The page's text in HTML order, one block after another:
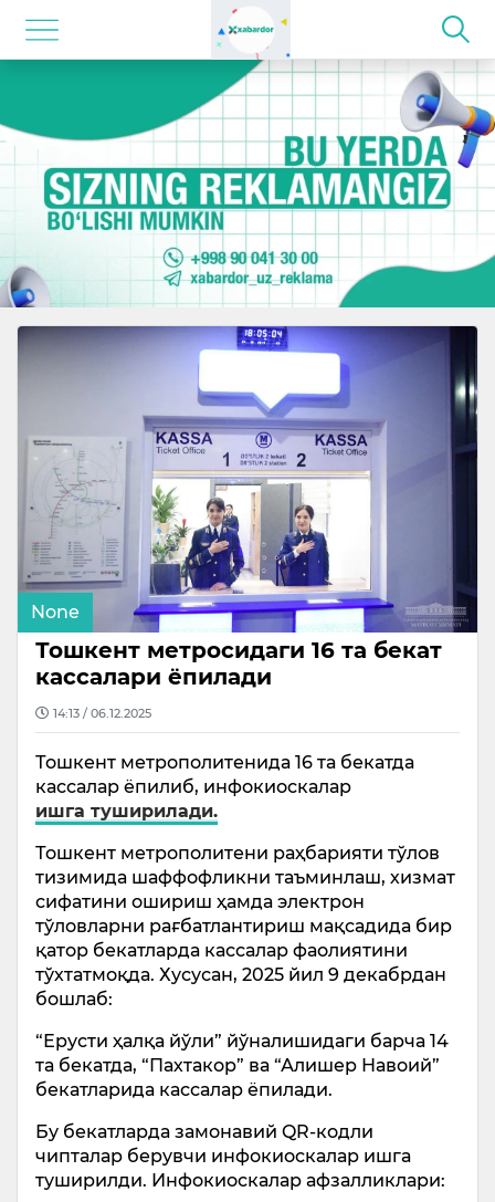
None
Тошкент метросидаги 16 та бекат
кассалари ёпилади
14:13 / 06.12.2025
Тошкент метрополитенида 16 та бекатда
кассалар ёпилиб, инфокиоскалар
ишга туширилади.
Тошкент метрополитени раҳбарияти тўлов
тизимида шаффофликни таъминлаш, хизмат
сифатини ошириш ҳамда электрон
тўловларни рағбатлантириш мақсадида бир
қатор бекатларда кассалар фаолиятини
тўхтатмоқда. Хусусан, 2025 йил 9 декабрдан
бошлаб:
“Ерусти ҳалқа йўли” йўналишидаги барча 14
та бекатда, “Пахтакор” ва “Алишер Навоий”
бекатларида кассалар ёпилади.
Бу бекатларда замонавий QR-кодли
чипталар берувчи инфокиоскалар ишга
туширилди. Инфокиоскалар афзалликлари: